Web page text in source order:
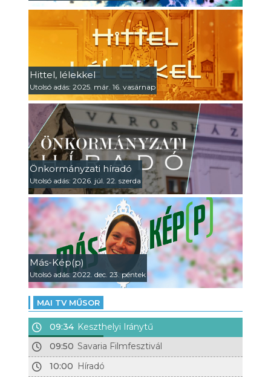
Hittel, lélekkel
Utolsó adás: 2025. már. 16. vasárnap
Önkormányzati híradó
Utolsó adás: 2026. júl. 22. szerda
Más-Kép(p)
Utolsó adás: 2022. dec. 23. péntek
MAI TV MŰSOR
09:34 Keszthelyi Iránytű
09:50 Savaria Filmfesztivál
10:00 Híradó